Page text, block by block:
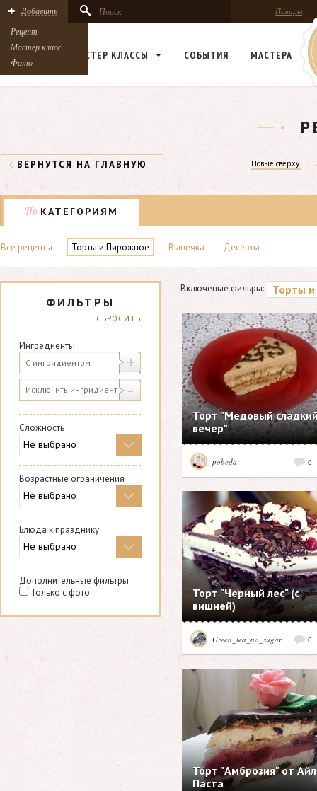
Повары
Добавить
Рецепт
Мастер класс
Фото
Поиск
РЕЦЕПТЫ МАСТЕР КЛАСCЫ СОБЫТИЯ МАСТЕРА
Новые сверху
ВЕРНУТСЯ НА ГЛАВНУЮ
По КАТЕГОРИЯМ
Все рецепты Торты и Пирожное Выпечка Десерты
ФИЛЬТРЫ
СБРОСИТЬ
Ингредиенты
Сложность
Возрастные ограничения
Блюда к празднику
Дополнительные фильтры
Только с фото
Включеные фильры: Торты
Торт "Медовый
вечер"
0
pobeda
Торт "Черный лес" (с
вишней)
0
Green_tea_no_sugar
Торт "Амброзия" от
Паста